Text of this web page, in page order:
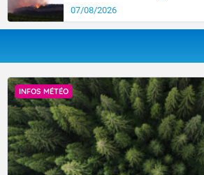
07/08/2026
INFOS MÉTÉO